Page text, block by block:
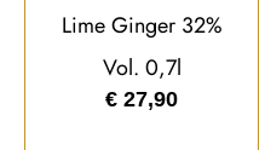
Lime Ginger 32%
Vol. 0,7l
€ 27,90